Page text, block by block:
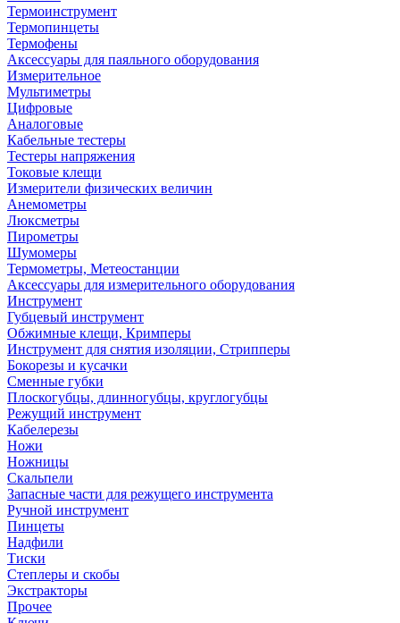
Термоинструмент
Термопинцеты
Термофены
Аксессуары для паяльного оборудования
Измерительное
Мультиметры
Цифровые
Аналоговые
Кабельные тестеры
Тестеры напряжения
Токовые клещи
Измерители физических величин
Анемометры
Люксметры
Пирометры
Шумомеры
Термометры, Метеостанции
Аксессуары для измерительного оборудования
Инструмент
Губцевый инструмент
Обжимные клещи, Кримперы
Инструмент для снятия изоляции, Стрипперы
Бокорезы и кусачки
Сменные губки
Плоскогубцы, длинногубцы, круглогубцы
Режущий инструмент
Кабелерезы
Ножи
Ножницы
Скальпели
Запасные части для режущего инструмента
Ручной инструмент
Пинцеты
Надфили
Тиски
Степлеры и скобы
Экстракторы
Прочее